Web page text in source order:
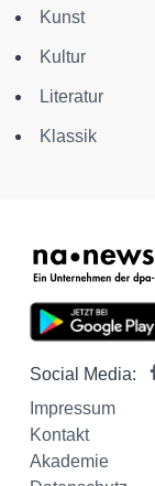
Kunst
Kultur
Literatur
Klassik
Social Media:
Impressum
Kontakt
Akademie